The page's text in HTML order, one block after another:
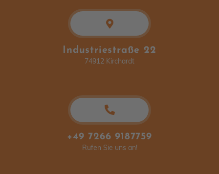
Industriestraße 22
74912 Kirchardt
+49 7266 9187759
Rufen Sie uns an!